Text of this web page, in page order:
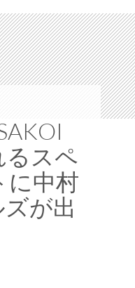
るスペ
に中村
が出